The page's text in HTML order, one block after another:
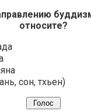
относите?
сон, тхьен)